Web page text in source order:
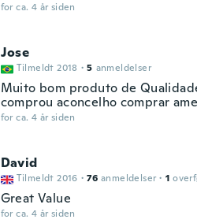
for ca. 4 år siden
Jose
Tilmeldt 2018 · 5 anmeldelser
Muito bom produto de
comprou aconcelho comprar
for ca. 4 år siden
David
Tilmeldt 2016 · 76 anmeldelser · 1
Great Value
for ca. 4 år siden